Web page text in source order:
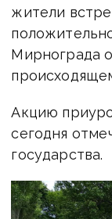
жители
Мирнограда
Акцию
сегодня
государства.